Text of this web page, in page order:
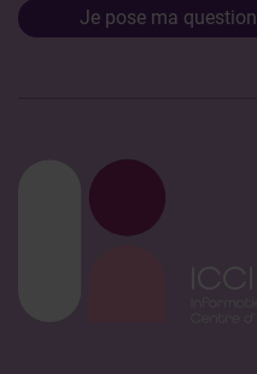
Je pose ma question